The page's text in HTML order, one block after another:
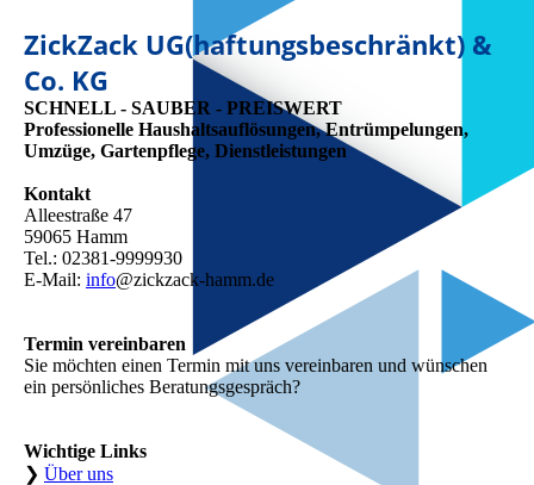
ZickZack UG(haftungsbeschränkt) &
Co. KG
SCHNELL - SAUBER - PREISWERT
Professionelle Haushaltsauflösungen, Entrümpelungen,
Umzüge, Gartenpflege, Dienstleistungen
Kontakt
Alleestraße 47
59065 Hamm
Tel.: 02381-9999930
E-Mail: info@zickzack-hamm.de
Termin vereinbaren
Sie möchten einen Termin mit uns verein­baren und wünschen
ein persönliches Beratungsgespräch?
Wichtige Links
❯ Über uns